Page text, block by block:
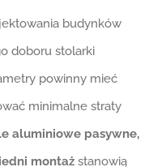
budynków
doboru stolarki
powinny mieć
minimalne straty
aluminiowe pasywne,
montaż stanowią